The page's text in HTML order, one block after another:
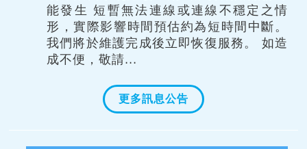
能發生 短暫無法連線或連線不穩定之情
形，實際影響時間預估約為短時間中斷。
我們將於維護完成後立即恢復服務。 如造
成不便，敬請...
更多訊息公告